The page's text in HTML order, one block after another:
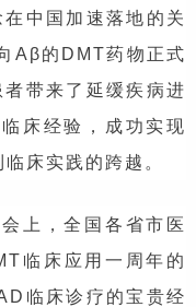
中国加速落地的关
Aβ的DMT药物正式
带来了延缓疾病进
床经验，成功实现
床实践的跨越。
上，全国各省市医
临床应用一周年的
临床诊疗的宝贵经